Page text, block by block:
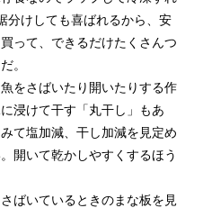
分けしても喜ばれるから、安
って、できるだけたくさんつ
。
をさばいたり開いたりする作
浸けて干す「丸干し」もあ
て塩加減、干し加減を見定め
開いて乾かしやすくするほう
ばいているときのまな板を見